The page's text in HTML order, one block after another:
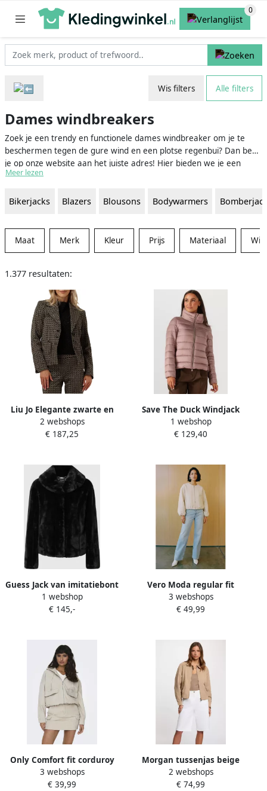
Wis filters Alle filters
Dames windbreakers
Zoek je een trendy en functionele dames windbreaker om je te
beschermen tegen de gure wind en een plotse regenbui? Dan ben
je op onze website aan het juiste adres! Hier bieden we je een
handig overzicht van de beste deals voor dames windbreakers,
Meer lezen
Bikerjacks Blazers Blousons Bodywarmers
Maat Merk Kleur Prijs Materiaal
1.377 resultaten:
Liu Jo Elegante zwarte en
gouden blazer Multicolor
Dames
2 webshops
€ 187,25
Save The Duck Windjack
D30520W IRIS21 ELSIE-
80013
1 webshop
€ 129,40
Guess Jack van imitatiebont
en schapenvacht Black
Dames
1 webshop
€ 145,-
Vero Moda regular fit
bomberjack in viltlook
model 'CHLOE'
3 webshops
€ 49,99
Only Comfort fit corduroy
jack van katoenmix model
'KENZIE'
3 webshops
€ 39,99
Morgan tussenjas beige
2 webshops
€ 74,99